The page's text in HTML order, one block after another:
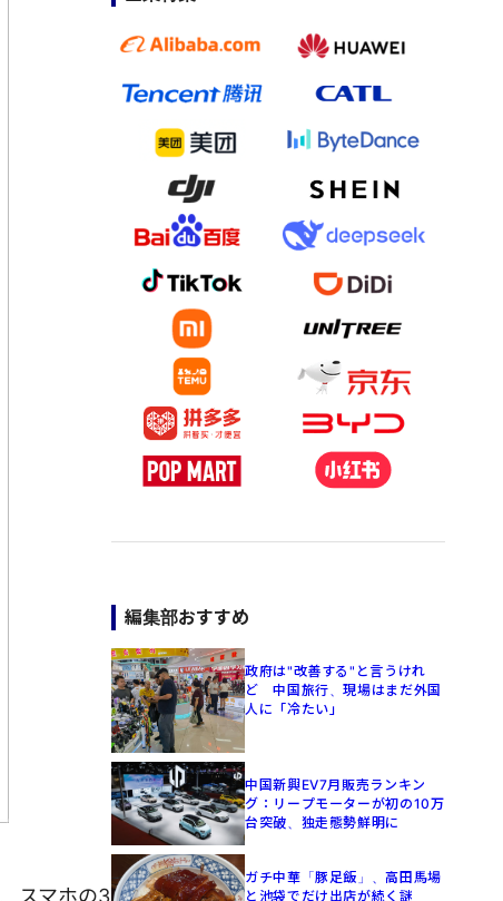
編集部おすすめ
政府は"改善する"と言うけれ
ど 中国旅行、現場はまだ外国
人に「冷たい」
中国新興EV7月販売ランキン
グ：リープモーターが初の10万
台突破、独走態勢鮮明に
ガチ中華「豚足飯」、高田馬場
と池袋でだけ出店が続く謎